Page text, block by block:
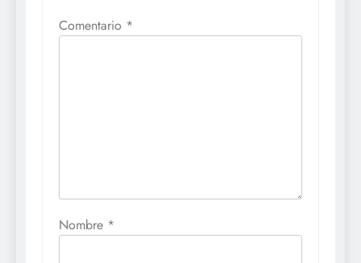
Comentario *
Nombre *